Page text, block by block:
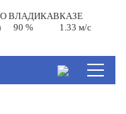
ВЛАДИКАВКАЗЕ
90 % 1.33 м/с